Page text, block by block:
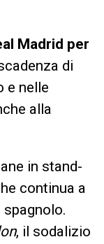
Madrid per
di
e nelle
alla
in stand-
continua a
, il sodalizio